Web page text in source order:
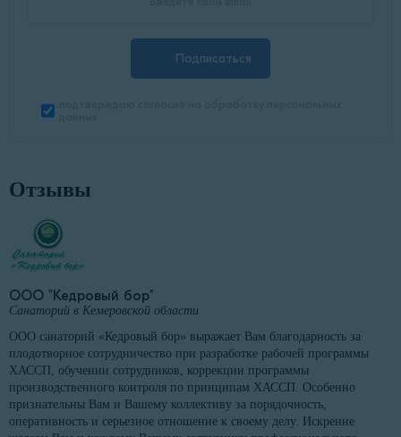
Подписаться
Отзывы
ООО "Кедровый бор"
Санаторий в Кемеровской области
ООО санаторий «Кедровый бор» выражает Вам благодарность за
плодотворное сотрудничество при разработке рабочей программы
ХАССП, обучении сотрудников, коррекции программы
производственного контроля по принципам ХАССП. Особенно
признательны Вам и Вашему коллективу за порядочность,
оперативность и серьезное отношение к своему делу. Искренне